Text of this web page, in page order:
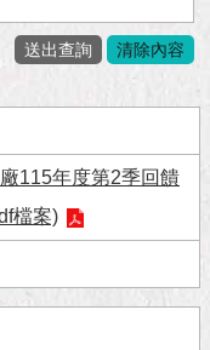
115年度第2季回饋
檔案)